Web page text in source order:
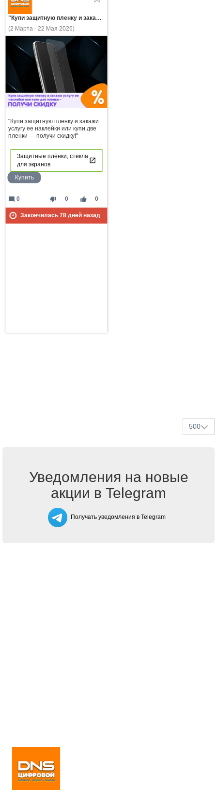
"Купи защитную пленку и закажи услугу ее наклейки или купи две пленки — получи скидку!"
(2 Марта - 22 Мая 2026)
"Купи защитную пленку и закажи
услугу ее наклейки или купи две
пленки — получи скидку!"
Защитные плёнки, стекла
для экранов
Купить
thumb_down 0 thumb_up 0
mode_comment 0
Закончилась 78дней назад
500
Уведомления на новые
акции в Telegram
Получать уведомления в Telegram